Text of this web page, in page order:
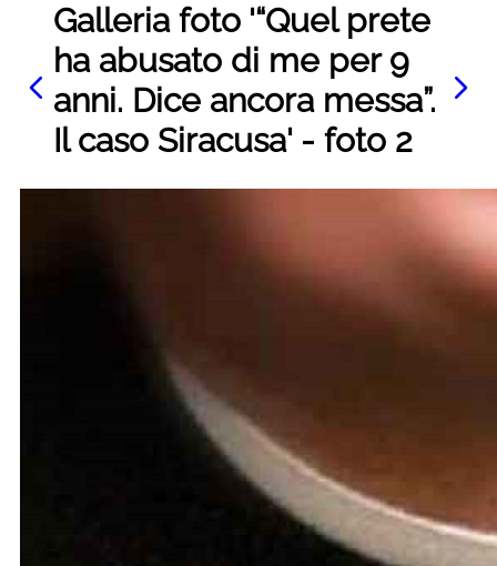
Galleria foto '“Quel prete
ha abusato di me per 9
anni. Dice ancora messa”.
Il caso Siracusa' - foto 2